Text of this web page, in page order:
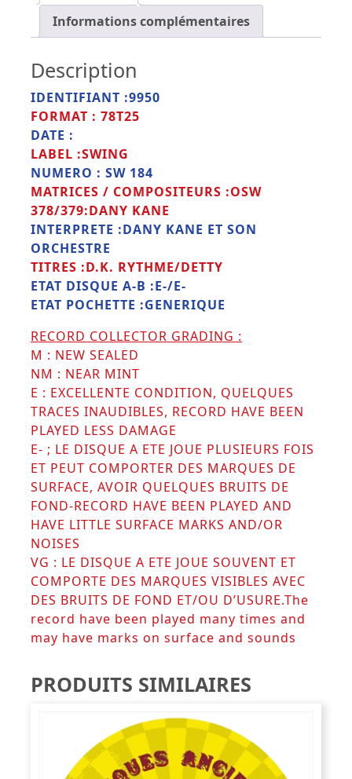
Informations complémentaires
Description
IDENTIFIANT :9950
FORMAT : 78T25
DATE :
LABEL :SWING
NUMERO : SW 184
MATRICES / COMPOSITEURS :OSW
378/379:DANY KANE
INTERPRETE :DANY KANE ET SON
ORCHESTRE
TITRES :D.K. RYTHME/DETTY
ETAT DISQUE A-B :E-/E-
ETAT POCHETTE :GENERIQUE
RECORD COLLECTOR GRADING :
M : NEW SEALED
NM : NEAR MINT
E : EXCELLENTE CONDITION, QUELQUES
TRACES INAUDIBLES, RECORD HAVE BEEN
PLAYED LESS DAMAGE
E- ; LE DISQUE A ETE JOUE PLUSIEURS FOIS
ET PEUT COMPORTER DES MARQUES DE
SURFACE, AVOIR QUELQUES BRUITS DE
FOND-RECORD HAVE BEEN PLAYED AND
HAVE LITTLE SURFACE MARKS AND/OR
NOISES
VG : LE DISQUE A ETE JOUE SOUVENT ET
COMPORTE DES MARQUES VISIBLES AVEC
DES BRUITS DE FOND ET/OU D’USURE.The
record have been played many times and
may have marks on surface and sounds
PRODUITS SIMILAIRES